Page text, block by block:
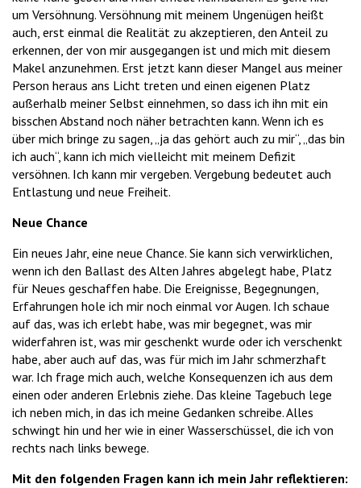
um Versöhnung. Versöhnung mit meinem Ungenügen heißt
auch, erst einmal die Realität zu akzeptieren, den Anteil zu
erkennen, der von mir ausgegangen ist und mich mit diesem
Makel anzunehmen. Erst jetzt kann dieser Mangel aus meiner
Person heraus ans Licht treten und einen eigenen Platz
außerhalb meiner Selbst einnehmen, so dass ich ihn mit ein
bisschen Abstand noch näher betrachten kann. Wenn ich es
über mich bringe zu sagen, „ja das gehört auch zu mir“, „das bin
ich auch“, kann ich mich vielleicht mit meinem Defizit
versöhnen. Ich kann mir vergeben. Vergebung bedeutet auch
Entlastung und neue Freiheit.
Neue Chance
Ein neues Jahr, eine neue Chance. Sie kann sich verwirklichen,
wenn ich den Ballast des Alten Jahres abgelegt habe, Platz
für Neues geschaffen habe. Die Ereignisse, Begegnungen,
Erfahrungen hole ich mir noch einmal vor Augen. Ich schaue
auf das, was ich erlebt habe, was mir begegnet, was mir
widerfahren ist, was mir geschenkt wurde oder ich verschenkt
habe, aber auch auf das, was für mich im Jahr schmerzhaft
war. Ich frage mich auch, welche Konsequenzen ich aus dem
einen oder anderen Erlebnis ziehe. Das kleine Tagebuch lege
ich neben mich, in das ich meine Gedanken schreibe. Alles
schwingt hin und her wie in einer Wasserschüssel, die ich von
rechts nach links bewege.
Mit den folgenden Fragen kann ich mein Jahr reflektieren: